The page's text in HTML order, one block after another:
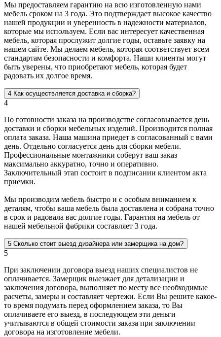
Мы предоставляем гарантию на всю изготовленную нами
мебель сроком на 3 года. Это подтверждает высокое качество
нашей продукции и уверенность в надежности материалов,
которые мы используем. Если вас интересует качественная
мебель, которая прослужит долгие годы, оставьте заявку на
нашем сайте. Мы делаем мебель, которая соответствует всем
стандартам безопасности и комфорта. Наши клиенты могут
быть уверены, что приобретают мебель, которая будет
радовать их долгое время.
4 Как осуществляется доставка и сборка?
4
По готовности заказа на производстве согласовывается день
доставки и сборки мебельных изделий. Производится полная
оплата заказа. Наша машина приедет в согласованный с вами
день. Отдельно согласуется день для сборки мебели.
Профессиональные монтажники соберут ваш заказ
максимально аккуратно, точно и оперативно.
Заключительный этап состоит в подписании клиентом акта
приемки.
Мы производим мебель быстро и с особым вниманием к
деталям, чтобы ваша мебель была доставлена и собрана точно
в срок и радовала вас долгие годы. Гарантия на мебель от
нашей мебельной фабрики составляет 3 года.
5 Сколько стоит выезд дизайнера или замерщика на дом?
5
При заключении договора выезд наших специалистов не
оплачивается. Замерщик выезжает для детализации и
заключения договора, выполняет по месту все необходимые
расчеты, замеры и составляет чертежи. Если Вы решите какое-
то время подумать перед оформлением заказа, то Вы
оплачиваете его выезд, в последующем эти деньги
учитываются в общей стоимости заказа при заключении
договора на изготовление мебели.